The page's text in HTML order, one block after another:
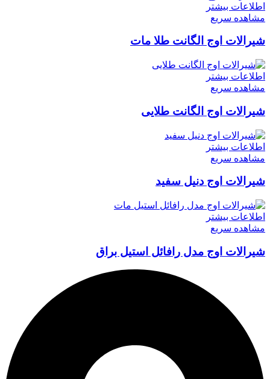
اطلاعات بیشتر
مشاهده سریع
شیرالات اوج الگانت طلا مات
اطلاعات بیشتر
مشاهده سریع
شیرالات اوج الگانت طلایی
اطلاعات بیشتر
مشاهده سریع
شیرالات اوج دنیل سفید
اطلاعات بیشتر
مشاهده سریع
شیرالات اوج مدل رافائل استیل براق